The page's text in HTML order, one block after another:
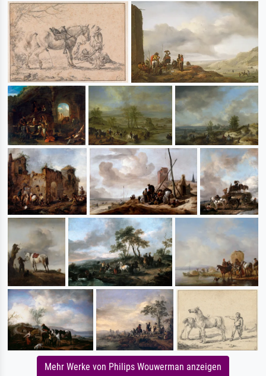
Mehr Werke von Philips Wouwerman anzeigen